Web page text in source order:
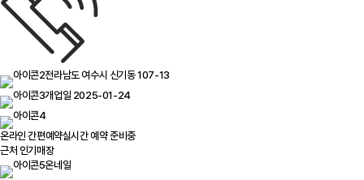
전라남도 여수시 신기동 107-13
개업일 2025-01-24
온라인 간편예약실시간 예약 준비중
근처 인기매장
온네일